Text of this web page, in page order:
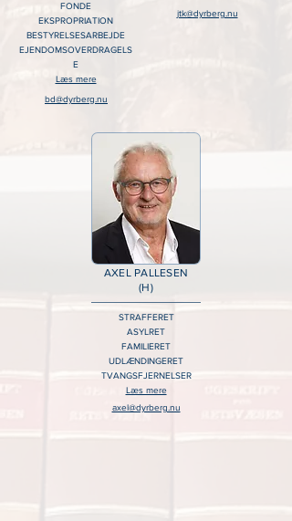
FONDE
EKSPROPRIATION
BESTYRELSESARBEJDE
EJENDOMSOVERDRAGELS
E
Læs mere
jtk@dyrberg.nu
bd@dyrberg.nu
AXEL PALLESEN
(H)
STRAFFERET
ASYL RET
FAMILIERET
UDLÆNDINGERET
TVANGSFJERNELSER
Læs mere
axel@dyrberg.nu